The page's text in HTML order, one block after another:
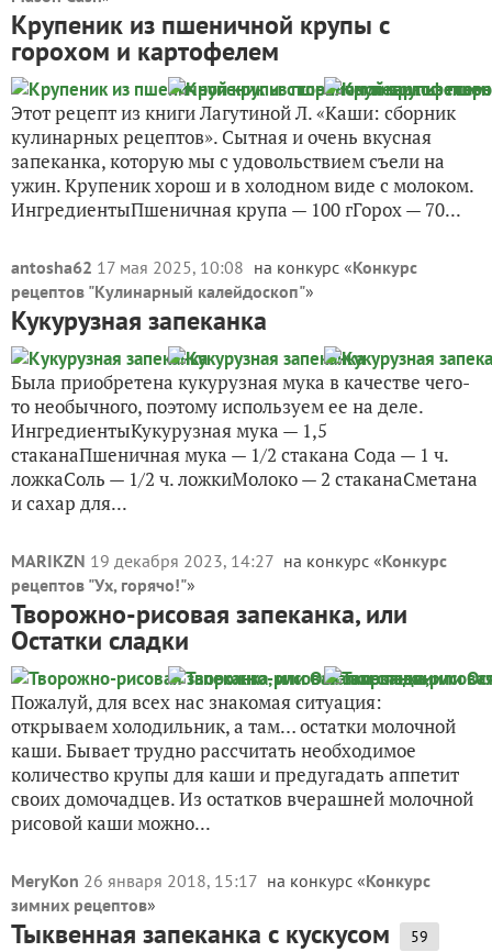
Крупеник из пшеничной крупы с
горохом и картофелем
Этот рецепт из книги Лагутиной Л. «Каши: сборник
кулинарных рецептов». Сытная и очень вкусная
запеканка, которую мы с удовольствием съели на
ужин. Крупеник хорош и в холодном виде с молоком.
ИнгредиентыПшеничная крупа — 100 гГорох — 70...
antosha62 17 мая 2025, 10:08 на конкурс «Конкурс
рецептов "Кулинарный калейдоскоп"»
Кукурузная запеканка
Была приобретена кукурузная мука в качестве чего-
то необычного, поэтому используем ее на деле.
ИнгредиентыКукурузная мука — 1,5
стаканаПшеничная мука — 1/2 стакана Сода — 1 ч.
ложкаСоль — 1/2 ч. ложкиМолоко — 2 стаканаСметана
и сахар для...
MARIKZN 19 декабря 2023, 14:27 на конкурс «Конкурс
рецептов "Ух, горячо!"»
Творожно-рисовая запеканка, или
Остатки сладки
Пожалуй, для всех нас знакомая ситуация:
открываем холодильник, а там… остатки молочной
каши. Бывает трудно рассчитать необходимое
количество крупы для каши и предугадать аппетит
своих домочадцев. Из остатков вчерашней молочной
рисовой каши можно...
MeryKon 26 января 2018, 15:17 на конкурс «Конкурс
зимних рецептов»
Тыквенная запеканка с кускусом 59